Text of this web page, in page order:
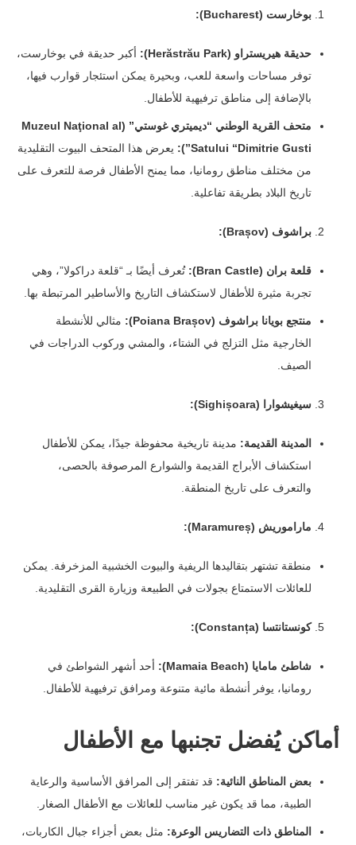
بوخارست (Bucharest):
حديقة هيريستراو (Herăstrău Park):
أكبر حديقة في بوخارست،
توفر مساحات واسعة للعب، وبحيرة يمكن استئجار قوارب فيها،
بالإضافة إلى مناطق ترفيهية للأطفال.
متحف القرية الوطني “ديميتري غوستي” (Muzeul Naţional al
Satului “Dimitrie Gusti”):
يعرض هذا المتحف البيوت التقليدية
من مختلف مناطق رومانيا، مما يمنح الأطفال فرصة للتعرف على
تاريخ البلاد بطريقة تفاعلية.
براشوف (Brașov):
قلعة بران (Bran Castle):
تُعرف أيضًا بـ “قلعة دراكولا”، وهي
تجربة مثيرة للأطفال لاستكشاف التاريخ والأساطير المرتبطة بها.
منتجع بويانا براشوف (Poiana Brașov):
مثالي للأنشطة
الخارجية مثل التزلج في الشتاء، والمشي وركوب الدراجات في
الصيف.
سيغيشوارا (Sighișoara):
المدينة القديمة: مدينة تاريخية محفوظة جيدًا، يمكن للأطفال
استكشاف الأبراج القديمة والشوارع المرصوفة بالحصى،
والتعرف على تاريخ المنطقة.
ماراموريش (Maramureș):
منطقة تشتهر بتقاليدها الريفية والبيوت الخشبية المزخرفة. يمكن
للعائلات الاستمتاع بجولات في الطبيعة وزيارة القرى التقليدية.
كونستانتسا (Constanța):
شاطئ مامايا (Mamaia Beach):
أحد أشهر الشواطئ في
رومانيا، يوفر أنشطة مائية متنوعة ومرافق ترفيهية للأطفال.
أماكن يُفضل تجنبها مع الأطفال
بعض المناطق النائية: قد تفتقر إلى المرافق الأساسية والرعاية
الطبية، مما قد يكون غير مناسب للعائلات مع الأطفال الصغار.
المناطق ذات التضاريس الوعرة: مثل بعض أجزاء جبال الكاربات،